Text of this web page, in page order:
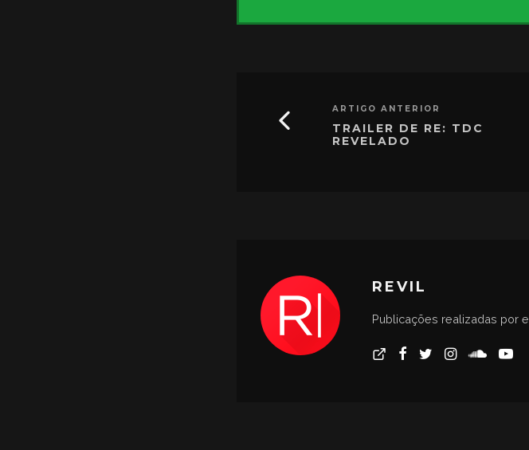
ARTIGO ANTERIOR
TRAILER DE RE: TDC
REVELADO
REVIL
Publicações realizadas por